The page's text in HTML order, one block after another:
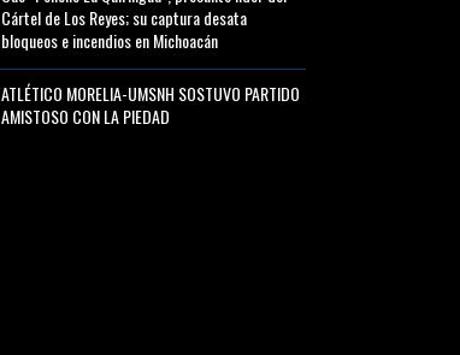
Cártel de Los Reyes; su captura desata
bloqueos e incendios en Michoacán
ATLÉTICO MORELIA-UMSNH SOSTUVO PARTIDO
AMISTOSO CON LA PIEDAD